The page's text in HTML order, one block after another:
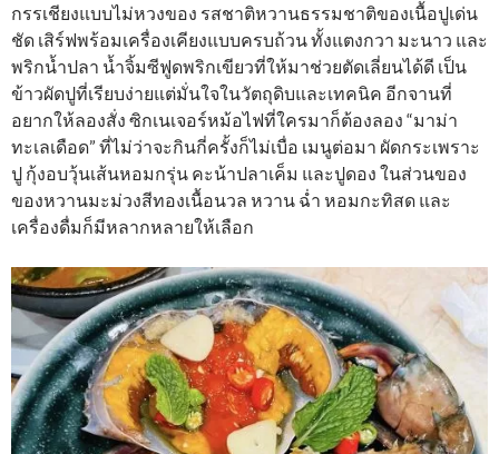
กรรเชียงแบบไม่หวงของ รสชาติหวานธรรมชาติของเนื้อปูเด่น
ชัด เสิร์ฟพร้อมเครื่องเคียงแบบครบถ้วน ทั้งแตงกวา มะนาว และ
พริกน้ำปลา น้ำจิ้มซีฟูดพริกเขียวที่ให้มาช่วยตัดเลี่ยนได้ดี เป็น
ข้าวผัดปูที่เรียบง่ายแต่มั่นใจในวัตถุดิบและเทคนิค อีกจานที่
อยากให้ลองสั่ง ซิกเนเจอร์หม้อไฟที่ใครมาก็ต้องลอง “มาม่า
ทะเลเดือด” ที่ไม่ว่าจะกินกี่ครั้งก็ไม่เบื่อ เมนูต่อมา ผัดกระเพราะ
ปู กุ้งอบวุ้นเส้นหอมกรุ่น คะน้าปลาเค็ม และปูดอง ในส่วนของ
ของหวานมะม่วงสีทองเนื้อนวล หวาน ฉ่ำ หอมกะทิสด และ
เครื่องดื่มก็มีหลากหลายให้เลือก